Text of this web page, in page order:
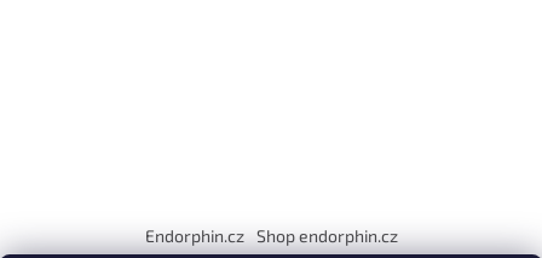
Endorphin.cz Shop endorphin.cz